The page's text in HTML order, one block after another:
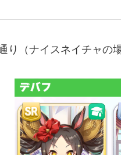
（ナイスネイチャの場